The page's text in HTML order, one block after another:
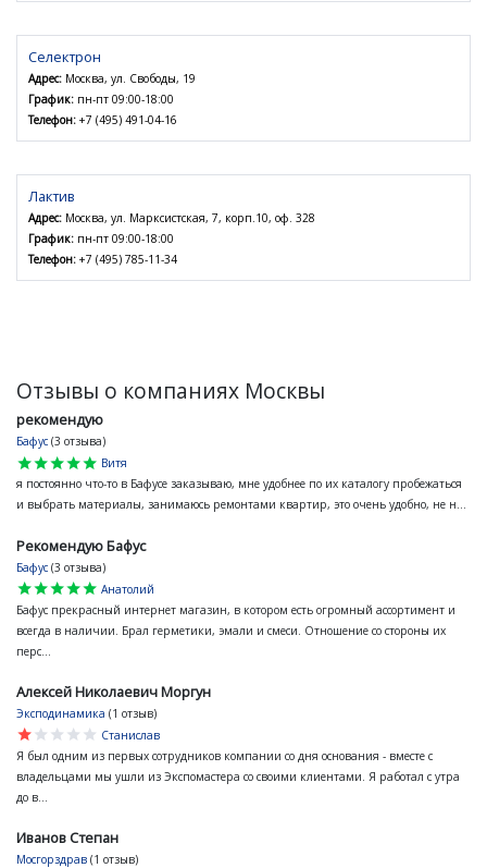
Селектрон
Адрес: Москва, ул. Свободы, 19
График: пн-пт 09:00-18:00
Телефон: +7 (495) 491-04-16
Лактив
Адрес: Москва, ул. Марксистская, 7, корп.10, оф. 328
График: пн-пт 09:00-18:00
Телефон: +7 (495) 785-11-34
Отзывы о компаниях Москвы
рекомендую
Бафус (3 отзыва)
star
star
star
star
star
Витя
я постоянно что-то в Бафусе заказываю, мне удобнее по их каталогу пробежаться
и выбрать материалы, занимаюсь ремонтами квартир, это очень удобно, не н...
Рекомендую Бафус
Бафус (3 отзыва)
star
star
star
star
star
Анатолий
Бафус прекрасный интернет магазин, в котором есть огромный ассортимент и
всегда в наличии. Брал герметики, эмали и смеси. Отношение со стороны их
перс...
Алексей Николаевич Моргун
Эксподинамика (1 отзыв)
star
star
star
star
star
Станислав
Я был одним из первых сотрудников компании со дня основания - вместе с
владельцами мы ушли из Экспомастера со своими клиентами. Я работал с утра
до в...
Иванов Степан
Мосгорздрав (1 отзыв)